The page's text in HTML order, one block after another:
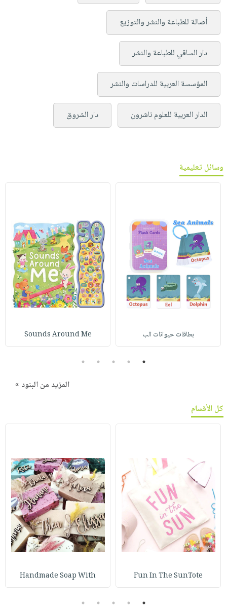
أصالة للطباعة والنشر والتوزيع
دار الساقي للطباعة والنشر
المؤسسة العربية للدراسات والنشر
الدار العربية للعلوم ناشرون دار الشروق
وسائل تعليمية
بطاقات حيوانات الب Sounds Around Me
1
2
3
4
5
المزيد من البنود »
كل الأقسام
Fun In The SunTote
Handmade Soap With
1
2
3
4
5